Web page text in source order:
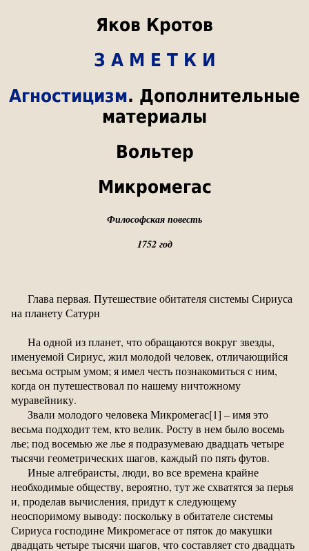
Яков Кротов
З А М Е Т К И
Агностицизм. Дополнительные
материалы
Вольтер
Микромегас
Философская повесть
1752 год
Глава первая. Путешествие обитателя системы Сириуса
на планету Сатурн
На одной из планет, что обращаются вокруг звезды,
именуемой Сириус, жил молодой человек, отличающийся
весьма острым умом; я имел честь познакомиться с ним,
когда он путешествовал по нашему ничтожному
муравейнику.
Звали молодого человека Микромегас[1] – имя это
весьма подходит тем, кто велик. Росту в нем было восемь
лье; под восемью же лье я подразумеваю двадцать четыре
тысячи геометрических шагов, каждый по пять футов.
Иные алгебраисты, люди, во все времена крайне
необходимые обществу, вероятно, тут же схватятся за перья
и, проделав вычисления, придут к следующему
неоспоримому выводу: поскольку в обитателе системы
Сириуса господине Микромегасе от пяток до макушки
двадцать четыре тысячи шагов, что составляет сто двадцать